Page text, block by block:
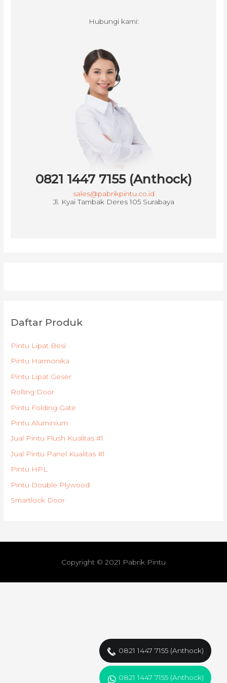
Hubungi kami:
0821 1447 7155 (Anthock)
sales@pabrikpintu.co.id
Jl. Kyai Tambak Deres 105 Surabaya
0821 1447 7155 (Anthock)
0821 1447 7155 (Anthock)
Daftar Produk
Pintu Lipat Besi
Pintu Harmonika
Pintu Lipat Geser
Rolling Door
Pintu Folding Gate
Pintu Aluminium
Jual Pintu Flush Kualitas #1
Jual Pintu Panel Kualitas #1
Pintu HPL
Pintu Double Plywood
Smartlock Door
Copyright © 2021 Pabrik Pintu